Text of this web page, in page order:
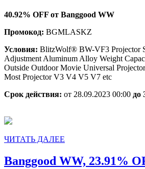
40.92% OFF от Banggood WW
Промокод: BGMLASKZ
Условия: BlitzWolf® BW-VF3 Projector
Adjustment Aluminum Alloy Weight
Outside Outdoor Movie Universal
Most Projector V3 V4 V5 V7 etc
Срок действия: от 28.09.2023 00:00 до
ЧИТАТЬ ДАЛЕЕ
Banggood WW, 23.91%